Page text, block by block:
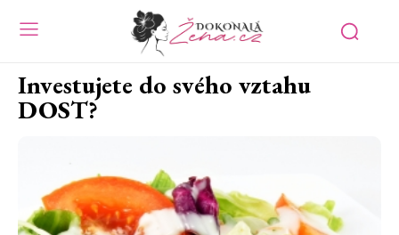
Investujete do svého vztahu
DOST?